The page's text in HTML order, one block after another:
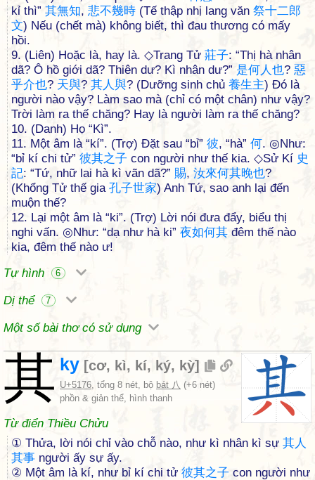
kỉ thì” 其無知, 悲不幾時 (Tế thập nhị lang văn 祭十二郎
文) Nếu (chết mà) không biết, thì đau thương có mấy
hồi.
9. (Liên) Hoặc là, hay là. ◇Trang Tử 莊子: “Thị hà nhân
dã? Ô hồ giới dã? Thiên dư? Kì nhân dư?” 是何人也? 惡
乎介也? 天與? 其人與? (Dưỡng sinh chủ 養生主) Đó là
người nào vậy? Làm sao mà (chỉ có một chân) như vậy?
Trời làm ra thế chăng? Hay là người làm ra thế chăng?
10. (Danh) Họ “Kì”.
11. Một âm là “kí”. (Trợ) Đặt sau “bỉ” 彼, “hà” 何. ◎Như:
“bỉ kí chi tử” 彼其之子 con người như thế kia. ◇Sử Kí 史
記: “Tứ, nhữ lai hà kì vãn dã?” 賜, 汝來何其晚也?
(Khổng Tử thế gia 孔子世家) Anh Tứ, sao anh lại đến
muộn thế?
12. Lại một âm là “ki”. (Trợ) Lời nói đưa đẩy, biểu thị
nghi vấn. ◎Như: “dạ như hà ki” 夜如何其 đêm thế nào
kia, đêm thế nào ư!
Tự hình
6
Dị thể 7
Một số bài thơ có sử dụng
其 ky [cơ, kì, kí, ký, kỳ]
U+5176, tổng 8 nét, bộ bát 八 (+6 nét)
phồn & giản thể, hình thanh
Từ điển Thiều Chửu
① Thửa, lời nói chỉ vào chỗ nào, như kì nhân kì sự 其人
其事 người ấy sự ấy.
② Một âm là kí, như bỉ kí chi tử 彼其之子 con người như